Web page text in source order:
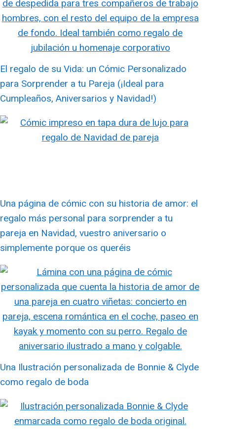
El regalo de su Vida: un Cómic Personalizado
para Sorprender a tu Pareja (¡Ideal para
Cumpleaños, Aniversarios y Navidad!)
Una página de cómic con su historia de amor: el
regalo más personal para sorprender a tu
pareja en Navidad, vuestro aniversario o
simplemente porque os queréis
Una Ilustración personalizada de Bonnie & Clyde
como regalo de boda